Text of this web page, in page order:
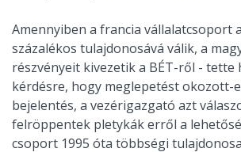
Amennyiben a francia vállalatcsoport
százalékos tulajdonosává válik, a
részvényeit kivezetik a BÉT-ről - tette
kérdésre, hogy meglepetést okozott-
bejelentés, a vezérigazgató azt
felröppentek pletykák erről a
csoport 1995 óta többségi